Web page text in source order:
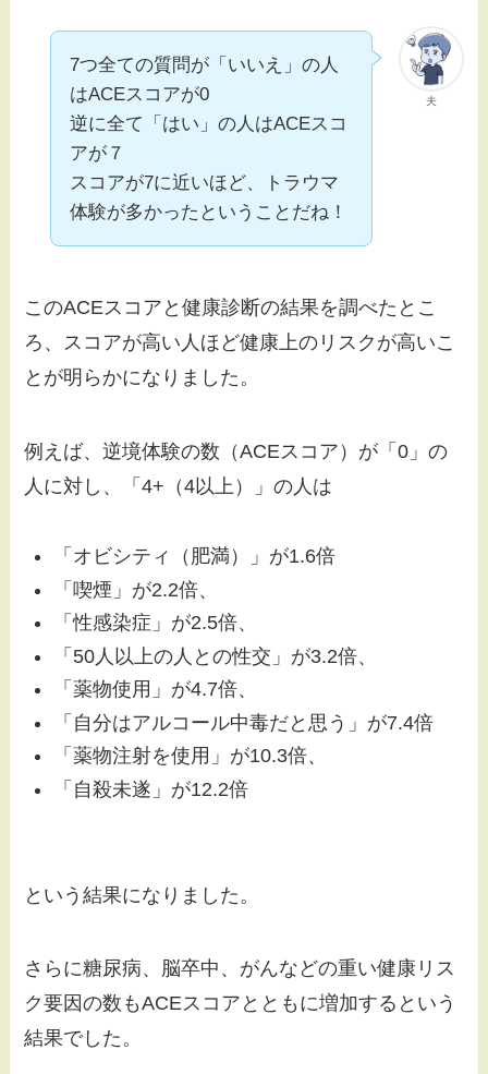
夫
7つ全ての質問が「いいえ」の人
はACEスコアが0
逆に全て「はい」の人はACEスコ
アが７
スコアが7に近いほど、トラウマ
体験が多かったということだね！
このACEスコアと健康診断の結果を調べたとこ
ろ、スコアが高い人ほど健康上のリスクが高いこ
とが明らかになりました。
例えば、逆境体験の数（ACEスコア）が「0」の
人に対し、「4+（4以上）」の人は
「オビシティ（肥満）」が1.6倍
「喫煙」が2.2倍、
「性感染症」が2.5倍、
「50人以上の人との性交」が3.2倍、
「薬物使用」が4.7倍、
「自分はアルコール中毒だと思う」が7.4倍
「薬物注射を使用」が10.3倍、
「自殺未遂」が12.2倍
という結果になりました。
さらに糖尿病、脳卒中、がんなどの重い健康リス
ク要因の数もACEスコアとともに増加するという
結果でした。